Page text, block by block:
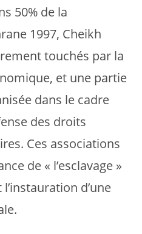
50% de la
1997, Cheikh
touchés par la
et une partie
dans le cadre
des droits
Ces associations
de « l’esclavage »
d’une